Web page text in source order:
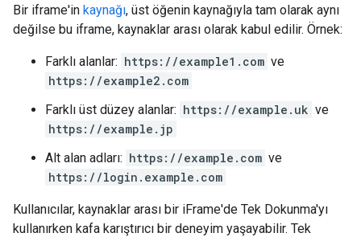
Bir iframe'in kaynağı, üst öğenin kaynağıyla tam olarak aynı
değilse bu iframe, kaynaklar arası olarak kabul edilir. Örnek:
Farklı alanlar: https://example1.com ve
https://example2.com
Farklı üst düzey alanlar: https://example.uk ve
https://example.jp
Alt alan adları: https://example.com ve
https://login.example.com
Kullanıcılar, kaynaklar arası bir iFrame'de Tek Dokunma'yı
kullanırken kafa karıştırıcı bir deneyim yaşayabilir. Tek